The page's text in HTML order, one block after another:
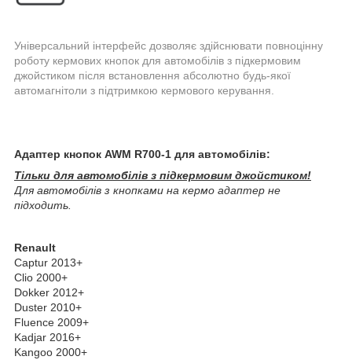
Універсальний інтерфейс дозволяє здійснювати повноцінну
роботу кермових кнопок для автомобілів з підкермовим
джойстиком після встановлення абсолютно будь-якої
автомагнітоли з підтримкою кермового керування.
Адаптер кнопок AWM R700-1 для автомобілів:
Тільки для автомобілів з підкермовим джойстиком!
Для автомобілів з кнопками на кермо адаптер не
підходить.
Renault
Captur 2013+
Clio 2000+
Dokker 2012+
Duster 2010+
Fluence 2009+
Kadjar 2016+
Kangoo 2000+